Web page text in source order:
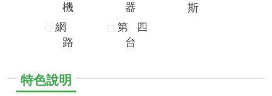
機
網
路
器
第
四
台
斯
特色說明